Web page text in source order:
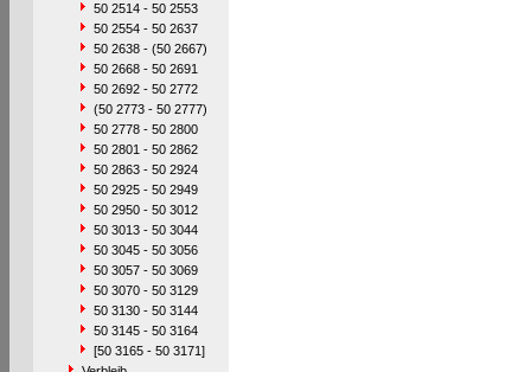
50 2514 - 50 2553
50 2554 - 50 2637
50 2638 - (50 2667)
50 2668 - 50 2691
50 2692 - 50 2772
(50 2773 - 50 2777)
50 2778 - 50 2800
50 2801 - 50 2862
50 2863 - 50 2924
50 2925 - 50 2949
50 2950 - 50 3012
50 3013 - 50 3044
50 3045 - 50 3056
50 3057 - 50 3069
50 3070 - 50 3129
50 3130 - 50 3144
50 3145 - 50 3164
[50 3165 - 50 3171]